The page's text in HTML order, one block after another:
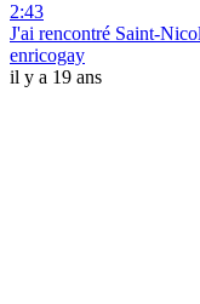
2:43
J'ai rencontré Saint-
enricogay
il y a 19 ans